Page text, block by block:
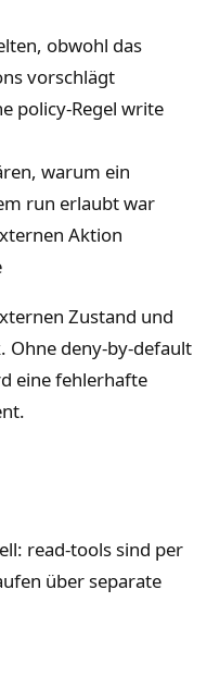
obwohl das
vorschlägt
policy-Regel write
warum ein
run erlaubt war
Aktion
Zustand und
Ohne deny-by-default
eine fehlerhafte
read-tools sind per
über separate